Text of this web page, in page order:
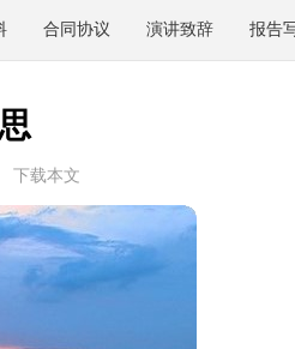
合同协议 演讲致辞 报告
下载本文